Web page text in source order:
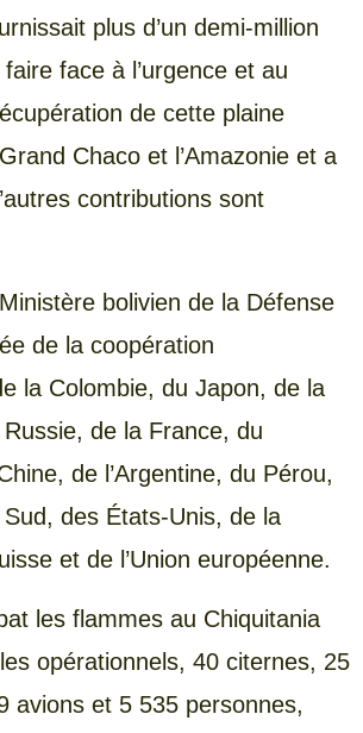
plus d’un demi-million
face à l’urgence et au
de cette plaine
Chaco et l’Amazonie et a
contributions sont
bolivien de la Défense
de la coopération
la Colombie, du Japon, de la
de la France, du
de l’Argentine, du Pérou,
des États-Unis, de la
et de l’Union européenne.
les flammes au Chiquitania
opérationnels, 40 citernes, 25
avions et 5 535 personnes,